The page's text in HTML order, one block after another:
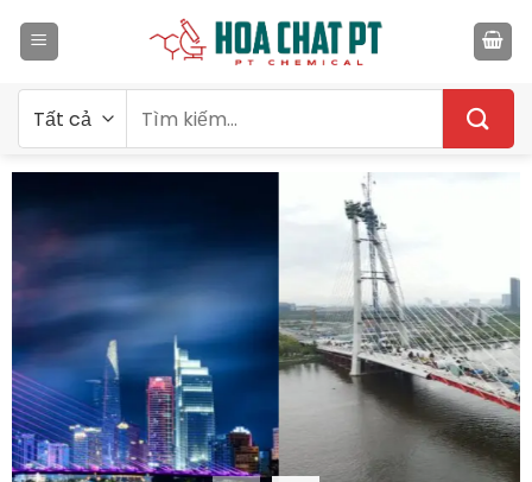
qua
kiếm: